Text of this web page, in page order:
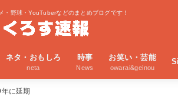
・野球・YouTuberなどのまとめブログです！
ネタ・おもしろ
neta
時事
News
お笑い・芸能
owarai&geinou
に延期